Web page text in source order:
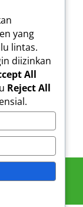
saya
saya
yang
lintas.
diizinkan
All
Reject All